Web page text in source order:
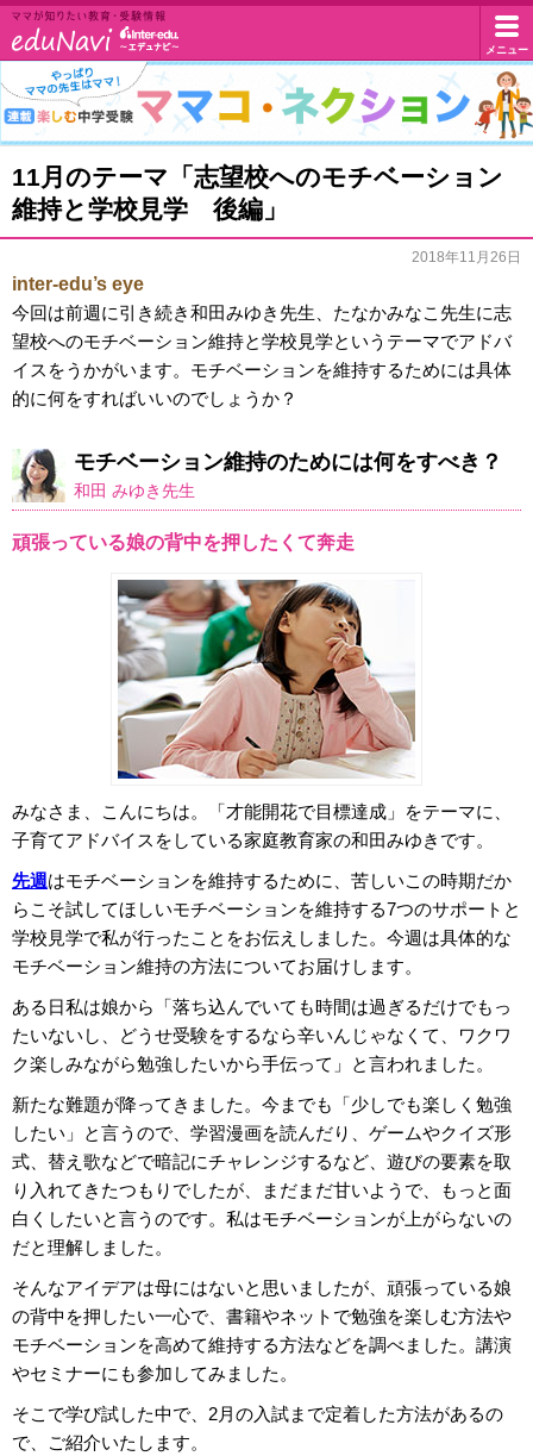
イ
ン
タ
ー
エ
デ
ュ・
ッ
ト
ュ
ナ
ビ
マ
が
知
り
た
い
育・
験
情
報
メニュー
マ
マ
コ・
ネ
ク
シ
ョ
11月のテーマ「志望校へのモチベーション
維持と学校見学 後編」
2018年11月26日
inter-edu’s eye
今回は前週に引き続き和田みゆき先生、たなかみなこ先生に志
望校へのモチベーション維持と学校見学というテーマでアドバ
イスをうかがいます。モチベーションを維持するためには具体
的に何をすればいいのでしょうか？
モチベーション維持のためには何をすべき？
和田 みゆき先生
頑張っている娘の背中を押したくて奔走
みなさま、こんにちは。「才能開花で目標達成」をテーマに、
子育てアドバイスをしている家庭教育家の和田みゆきです。
先週 はモチベーションを維持するために、苦しいこの時期だか
らこそ試してほしいモチベーションを維持する7つのサポートと
学校見学で私が行ったことをお伝えしました。今週は具体的な
モチベーション維持の方法についてお届けします。
ある日私は娘から「落ち込んでいても時間は過ぎるだけでもっ
たいないし、どうせ受験をするなら辛いんじゃなくて、ワクワ
ク楽しみながら勉強したいから手伝って」と言われました。
新たな難題が降ってきました。今までも「少しでも楽しく勉強
したい」と言うので、学習漫画を読んだり、ゲームやクイズ形
式、替え歌などで暗記にチャレンジするなど、遊びの要素を取
り入れてきたつもりでしたが、まだまだ甘いようで、もっと面
白くしたいと言うのです。私はモチベーションが上がらないの
だと理解しました。
そんなアイデアは母にはないと思いましたが、頑張っている娘
の背中を押したい一心で、書籍やネットで勉強を楽しむ方法や
モチベーションを高めて維持する方法などを調べました。講演
やセミナーにも参加してみました。
そこで学び試した中で、2月の入試まで定着した方法があるの
で、ご紹介いたします。